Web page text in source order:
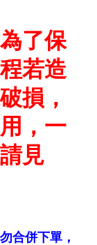
了保
若造
損，
，一
見
合併下單，